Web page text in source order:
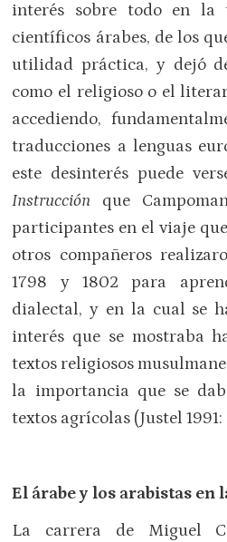
interés sobre todo en la
científicos árabes, de los
utilidad práctica, y dejó
como el religioso o el
accediendo,
traducciones a lenguas
este desinterés puede
Instrucción que
participantes en el viaje
otros compañeros
1798 y 1802 para
dialectal, y en la cual se
interés que se mostraba
textos religiosos
la importancia que se
textos agrícolas (Justel 1991:
El árabe y los arabistas
La carrera de Miguel